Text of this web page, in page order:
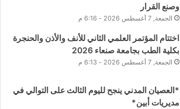
وصنع القرار
الجمعة, 7 أغسطس 2026 - 6:16 م
اختتام المؤتمر العلمي الثاني للأنف والأذن والحنجرة
بكلية الطب بجامعة صنعاء 2026
الجمعة, 7 أغسطس 2026 - 6:13 م
*العصيان المدني ينجح لليوم الثالث على التوالي في
مديريات أبين*